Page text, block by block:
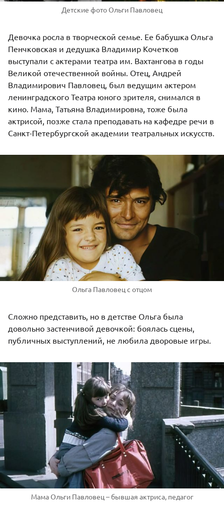
Детские фото Ольги Павловец
Девочка росла в творческой семье. Ее бабушка Ольга
Пенчковская и дедушка Владимир Кочетков
выступали с актерами театра им. Вахтангова в годы
Великой отечественной войны. Отец, Андрей
Владимирович Павловец, был ведущим актером
ленинградского Театра юного зрителя, снимался в
кино. Мама, Татьяна Владимировна, тоже была
актрисой, позже стала преподавать на кафедре речи в
Санкт-Петербургской академии театральных искусств.
Ольга Павловец с отцом
Сложно представить, но в детстве Ольга была
довольно застенчивой девочкой: боялась сцены,
публичных выступлений, не любила дворовые игры.
Мама Ольги Павловец – бывшая актриса, педагог